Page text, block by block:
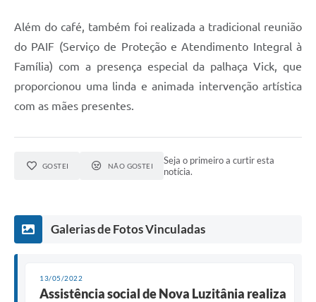
Enquete
Jornal
Diário Oficial
Além do café, também foi realizada a tradicional reunião
do PAIF (Serviço de Proteção e Atendimento Integral à
Família) com a presença especial da palhaça Vick, que
proporcionou uma linda e animada intervenção artística
com as mães presentes.
GOSTEI NÃO GOSTEI
Seja o primeiro a curtir esta
notícia.
Galerias de Fotos Vinculadas
13/05/2022
Assistência social de Nova Luzitânia realiza